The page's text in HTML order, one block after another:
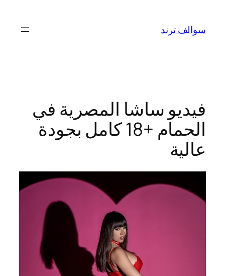
المحتوى
سوالف ترند
فيديو ساشا المصرية في
الحمام +18 كامل بجودة
عالية